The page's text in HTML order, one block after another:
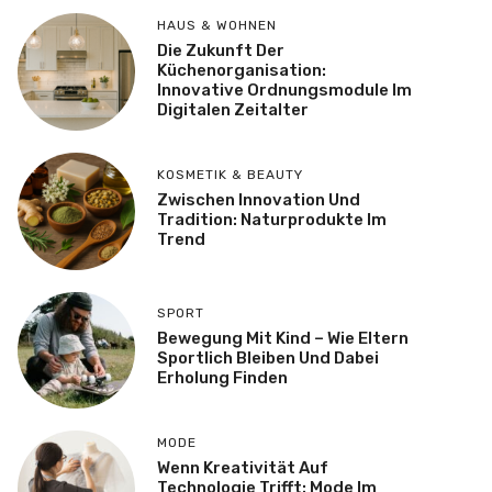
HAUS & WOHNEN
Die Zukunft Der
Küchenorganisation:
Innovative Ordnungsmodule Im
Digitalen Zeitalter
KOSMETIK & BEAUTY
Zwischen Innovation Und
Tradition: Naturprodukte Im
Trend
SPORT
Bewegung Mit Kind – Wie Eltern
Sportlich Bleiben Und Dabei
Erholung Finden
MODE
Wenn Kreativität Auf
Technologie Trifft: Mode Im